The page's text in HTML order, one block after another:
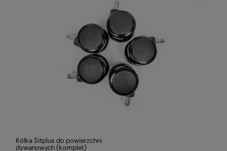
Kółka Sitplus do powierzchni
dywanowych (komplet)